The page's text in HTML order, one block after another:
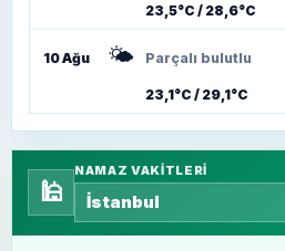
23,5°C / 28,6°C
10 Ağu 🌤️ Parçalı bulutlu
23,1°C / 29,1°C
🕌
NAMAZ VAKITLERI